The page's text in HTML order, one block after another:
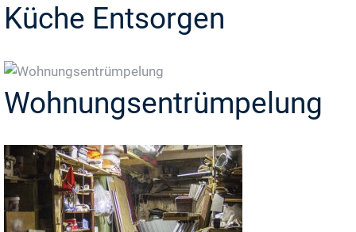
Küche Entsorgen
Wohnungsentrümpelung